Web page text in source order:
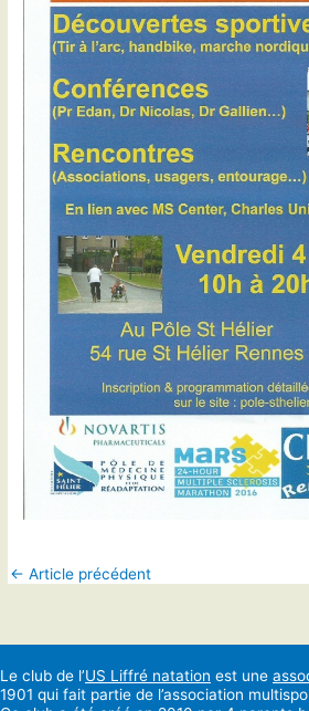
← Article précédent
Le club de l’US Liffré natation est une
1901 qui fait partie de l’association